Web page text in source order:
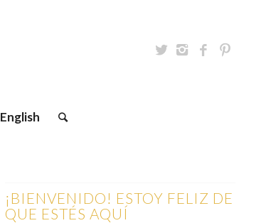
English
¡BIENVENIDO! ESTOY FELIZ DE
QUE ESTÉS AQUÍ